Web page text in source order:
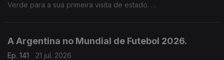
Verde para a sua primeira visita de estado.
A Argentina no Mundial de Futebol 2026.
Ep. 141
21 jul. 2026